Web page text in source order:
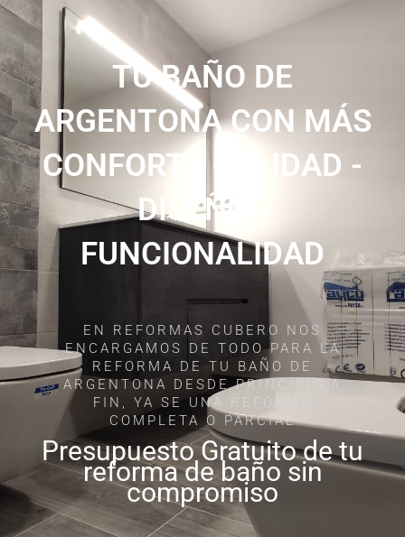
TU BAÑO DE
ARGENTONA CON MÁS
CONFORT - CALIDAD -
DISEÑO -
FUNCIONALIDAD
EN REFORMAS CUBERO NOS
ENCARGAMOS DE TODO PARA LA
REFORMA DE TU BAÑO DE
ARGENTONA DESDE PRINCIPIO A
FIN, YA SE UNA REFORMA
COMPLETA O PARCIAL
Presupuesto Gratuito de tu
reforma de baño sin
compromiso